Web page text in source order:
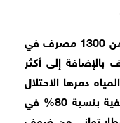
الاحتلال دمر خلال حربه على القطاع أكثر من 1300 مصرف في
من أصل 4400 مصرف بالإضافة إلى أكثر
دمرها الاحتلال
أيضا ما أدى إلى انخفاض القدرة التصريفية بنسبة 80% في